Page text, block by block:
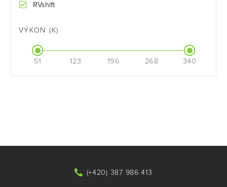
RVshift
VÝKON (K)
51 123 196 268 340
(+420) 387 986 413